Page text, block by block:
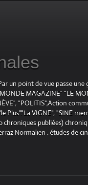
un point de vue passe
MAGAZINE" "LE
"POLITIS",Action
Plus"."La VIGNE", "SINE
publiées)
Normalien . études de